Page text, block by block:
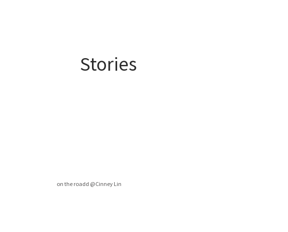
Stories
on the roadd @Cinney Lin